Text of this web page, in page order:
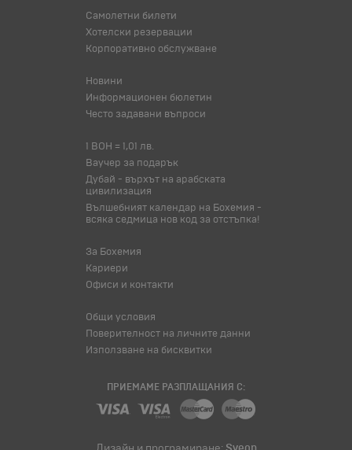
Самолетни билети
Хотелски резервации
Корпоративно обслужване
Новини
Информационен бюлетин
Често задавани въпроси
1 BOH = 1,01 лв.
Ваучер за подарък
Дубай - върхът на арабската
цивилизация
Вълшебният календар на Бохемия -
всяка седмица нов код за отстъпка!
За Бохемия
Кариери
Офиси и контакти
Общи условия
Поверителност на личните данни
Използване на бисквитки
ПРИЕМАМЕ РАЗПЛАЩАНИЯ С: